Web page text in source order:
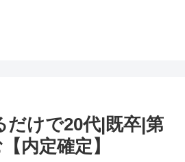
だけで20代|既卒|第
内定確定】